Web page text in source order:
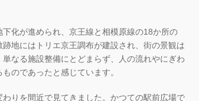
化が進められ、京王線と相模原線の18か所の
地にはトリエ京王調布が建設され、街の景観は
なる施設整備にとどまらず、人の流れやにぎわ
のであったと感じています。
りを間近で見てきました。かつての駅前広場で